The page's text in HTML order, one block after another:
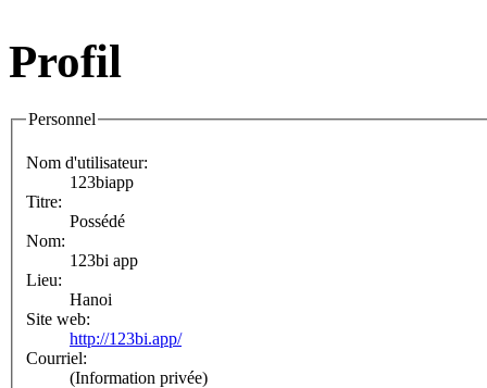
Profil
Personnel
Nom d'utilisateur:
123biapp
Titre:
Possédé
Nom:
123bi app
Lieu:
Hanoi
Site web:
http://123bi.app/
Courriel:
(Information privée)